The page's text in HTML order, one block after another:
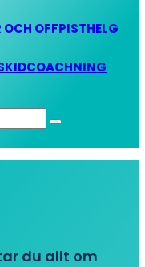
OFFPISTHELG
du allt om